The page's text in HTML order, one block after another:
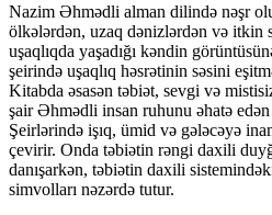
Nazim Əhmədli alman dilində nəşr
ölkələrdən, uzaq dənizlərdən və itkin
uşaqlıqda yaşadığı kəndin
şeirində uşaqlıq həsrətinin səsini
Kitabda əsasən təbiət, sevgi və
şair Əhmədli insan ruhunu əhatə
Şeirlərində işıq, ümid və gələcəyə
çevirir. Onda təbiətin rəngi daxili
danışarkən, təbiətin daxili
simvolları nəzərdə tutur.